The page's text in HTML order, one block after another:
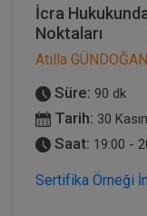
İcra
Noktaları
Atilla GÜNDOĞAN
Süre: 90 dk
Tarih: 30
Saat: 19:00 -
Sertifika Örneği